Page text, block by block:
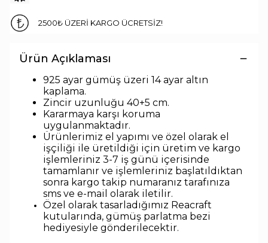
2500₺ ÜZERİ KARGO ÜCRETSİZ!
Ürün Açıklaması
925 ayar gümüş üzeri 14 ayar altın
kaplama.
Zincir uzunluğu 40+5 cm.
Kararmaya karşı koruma
uygulanmaktadır.
Ürünlerimiz el yapımı ve özel olarak el
işçiliği ile üretildiği için üretim ve kargo
işlemleriniz 3-7 iş günü içerisinde
tamamlanır ve işlemleriniz başlatıldıktan
sonra kargo takip numaranız tarafınıza
sms ve e-mail olarak iletilir.
Özel olarak tasarladığımız Reacraft
kutularında, gümüş parlatma bezi
hediyesiyle gönderilecektir.